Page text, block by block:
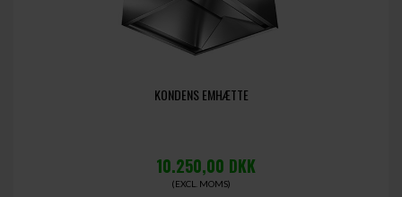
KONDENS EMHÆTTE
10.250,00 DKK
(EXCL. MOMS)